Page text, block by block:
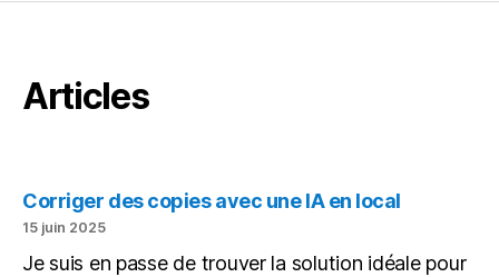
Articles
Corriger des copies avec une IA en local
15 juin 2025
Je suis en passe de trouver la solution idéale pour